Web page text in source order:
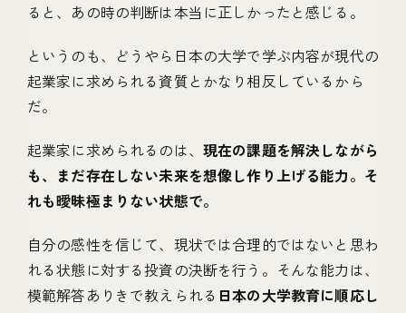
ると、あの時の判断は本当に正しかったと感じる。
というのも、どうやら日本の大学で学ぶ内容が現代の
起業家に求められる資質とかなり相反しているから
だ。
起業家に求められるのは、 現在の課題を解決しながら
も、まだ存在しない未来を想像し作り上げる能力。そ
れも曖昧極まりない状態で。
自分の感性を信じて、現状では合理的ではないと思わ
れる状態に対する投資の決断を行う。そんな能力は、
模範解答ありきで教えられる 日本の大学教育に順応し